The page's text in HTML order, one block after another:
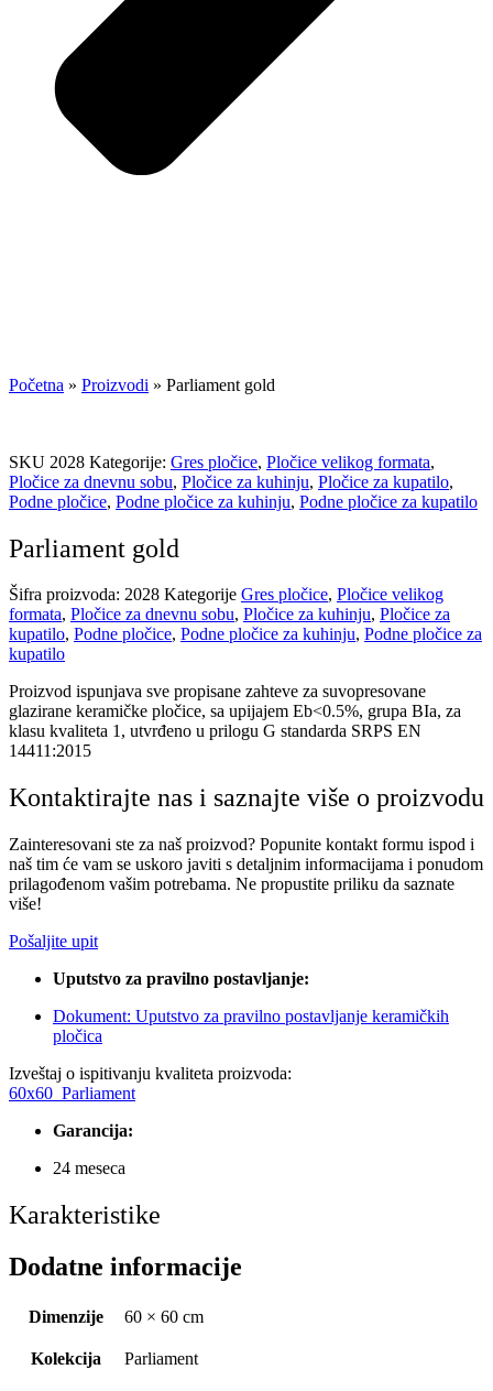
Početna » Proizvodi » Parliament gold
SKU 2028 Kategorije: Gres pločice, Pločice velikog formata,
Pločice za dnevnu sobu, Pločice za kuhinju, Pločice za kupatilo,
Podne pločice, Podne pločice za kuhinju, Podne pločice za kupatilo
Parliament gold
Šifra proizvoda: 2028 Kategorije Gres pločice, Pločice velikog
formata, Pločice za dnevnu sobu, Pločice za kuhinju, Pločice za
kupatilo, Podne pločice, Podne pločice za kuhinju, Podne pločice za
kupatilo
Proizvod ispunjava sve propisane zahteve za suvopresovane
glazirane keramičke pločice, sa upijajem Eb<0.5%, grupa BIa, za
klasu kvaliteta 1, utvrđeno u prilogu G standarda SRPS EN
14411:2015
Kontaktirajte nas i saznajte više o proizvodu
Zainteresovani ste za naš proizvod? Popunite kontakt formu ispod i
naš tim će vam se uskoro javiti s detaljnim informacijama i ponudom
prilagođenom vašim potrebama. Ne propustite priliku da saznate
više!
Pošaljite upit
Uputstvo za pravilno postavljanje:
Dokument: Uputstvo za pravilno postavljanje keramičkih
pločica
Izveštaj o ispitivanju kvaliteta proizvoda:
60x60_Parliament
Garancija:
24 meseca
Karakteristike
Dodatne informacije
Dimenzije 60 × 60 cm
Kolekcija Parliament